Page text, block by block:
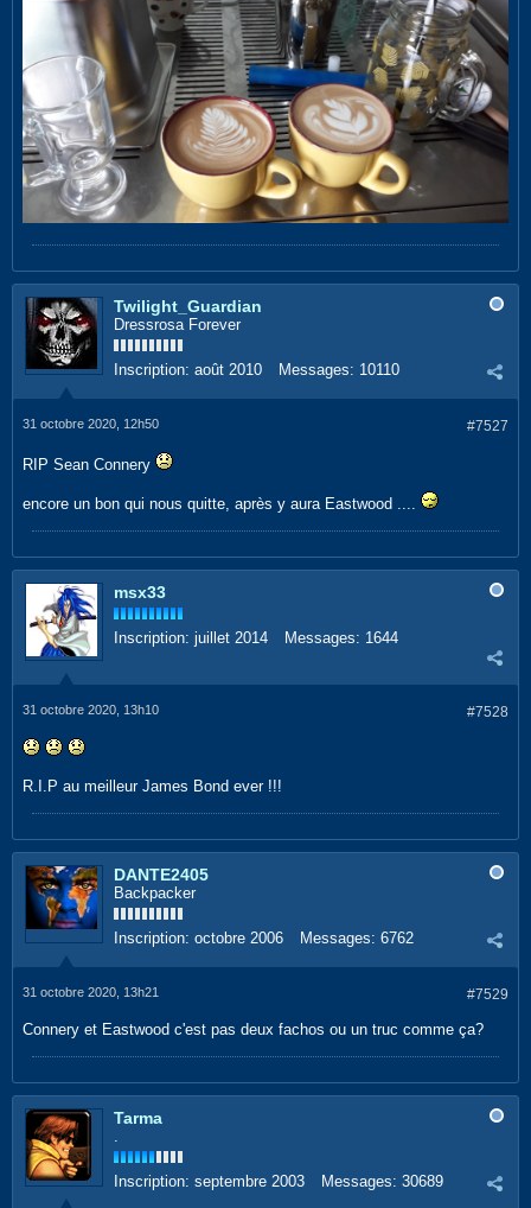
Twilight_Guardian
Dressrosa Forever
Inscription: août 2010 Messages: 10110
#7527
31 octobre 2020, 12h50
RIP Sean Connery
encore un bon qui nous quitte, après y aura Eastwood ....
msx33
Inscription: juillet 2014 Messages: 1644
#7528
31 octobre 2020, 13h10
R.I.P au meilleur James Bond ever !!!
DANTE2405
Backpacker
Inscription: octobre 2006 Messages: 6762
#7529
31 octobre 2020, 13h21
Connery et Eastwood c'est pas deux fachos ou un truc comme ça?
Tarma
Inscription: septembre 2003 Messages: 30689